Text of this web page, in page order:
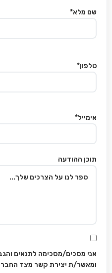
שם מלא*
טלפון*
אימייל*
תוכן ההודעה
אני מסכים/מסכימה לתנאים
ומאשר/ת יצירת קשר מצד